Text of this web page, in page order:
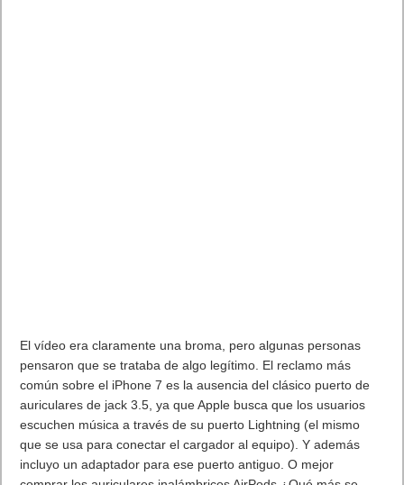
El vídeo era claramente una broma, pero algunas personas
pensaron que se trataba de algo legítimo. El reclamo más
común sobre el iPhone 7 es la ausencia del clásico puerto de
auriculares de jack 3.5, ya que Apple busca que los usuarios
escuchen música a través de su puerto Lightning (el mismo
que se usa para conectar el cargador al equipo). Y además